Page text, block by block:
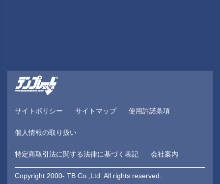
サイトポリシー サイトマップ 使用許諾条項
個人情報の取り扱い
特定商取引法に関する法律に基づく表記 会社案内
Copyright 2000- TB Co.,Ltd. All rights reserved.